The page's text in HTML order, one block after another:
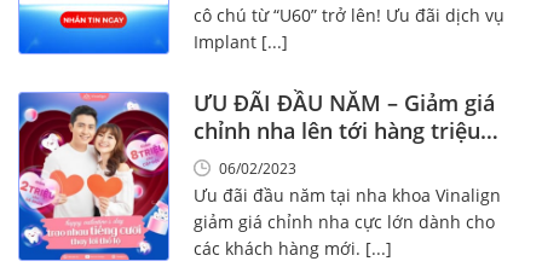
cô chú từ “U60” trở lên! Ưu đãi dịch vụ
Implant [...]
ƯU ĐÃI ĐẦU NĂM – Giảm giá
chỉnh nha lên tới hàng triệu
đồng06/02/2023
Ưu đãi đầu năm tại nha khoa Vinalign
giảm giá chỉnh nha cực lớn dành cho
các khách hàng mới. [...]